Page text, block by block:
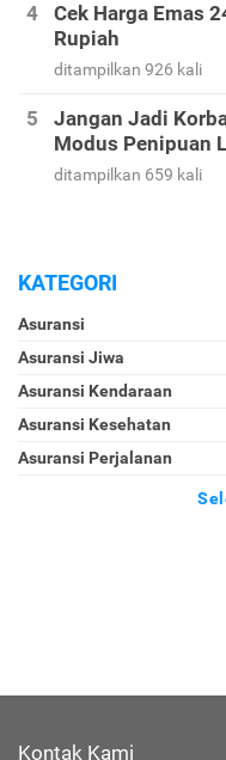
Cek Harga Emas
Rupiah
ditampilkan 926 kali
Jangan Jadi
Modus Penipuan
ditampilkan 659 kali
KATEGORI
Asuransi
Asuransi Jiwa
Asuransi Kendaraan
Asuransi Kesehatan
Asuransi Perjalanan
Kontak Kami